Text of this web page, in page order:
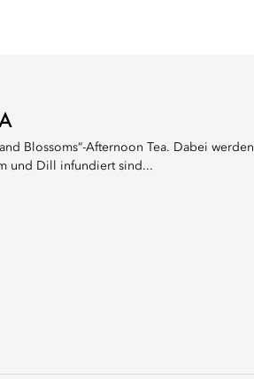
Blossoms“-Afternoon Tea. Dabei werden
und Dill infundiert sind...